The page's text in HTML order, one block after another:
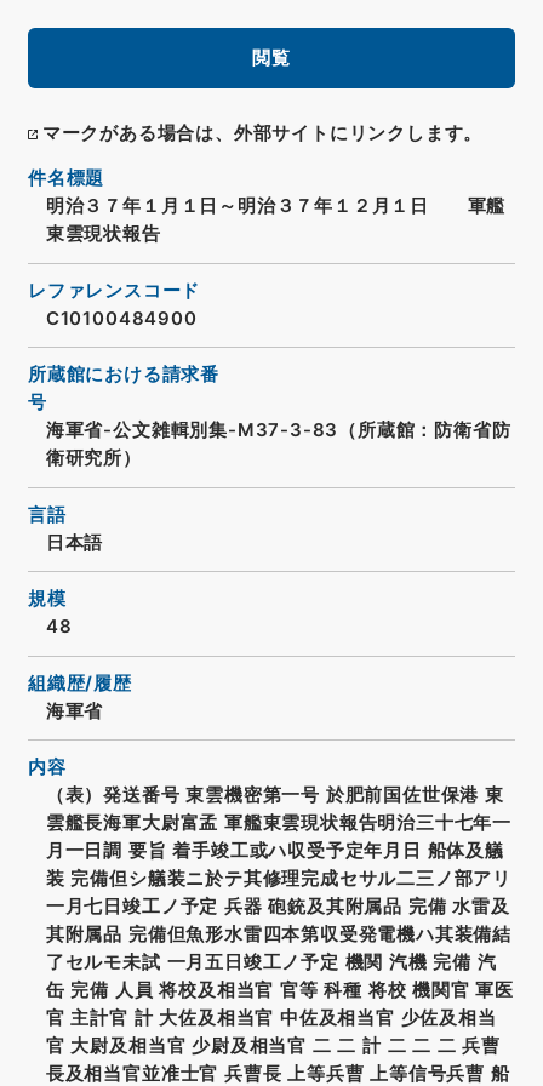
閲覧
マークがある場合は、外部サイトにリンクします。
件名標題
明治３７年１月１日～明治３７年１２月１日 軍艦
東雲現状報告
レファレンスコード
C10100484900
所蔵館における請求番
号
海軍省-公文雑輯別集-M37-3-83（所蔵館：防衛省防
衛研究所）
言語
日本語
規模
48
組織歴/履歴
海軍省
内容
（表）発送番号 東雲機密第一号 於肥前国佐世保港 東
雲艦長海軍大尉富孟 軍艦東雲現状報告明治三十七年一
月一日調 要旨 着手竣工或ハ収受予定年月日 船体及艤
装 完備但シ艤装ニ於テ其修理完成セサル二三ノ部アリ
一月七日竣工ノ予定 兵器 砲銃及其附属品 完備 水雷及
其附属品 完備但魚形水雷四本第収受発電機ハ其装備結
了セルモ未試 一月五日竣工ノ予定 機関 汽機 完備 汽
缶 完備 人員 将校及相当官 官等 科種 将校 機関官 軍医
官 主計官 計 大佐及相当官 中佐及相当官 少佐及相当
官 大尉及相当官 少尉及相当官 二 二 計 二 二 二 兵曹
長及相当官並准士官 兵曹長 上等兵曹 上等信号兵曹 船